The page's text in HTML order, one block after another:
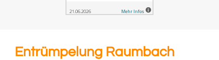
Entrümpelung Raumbach